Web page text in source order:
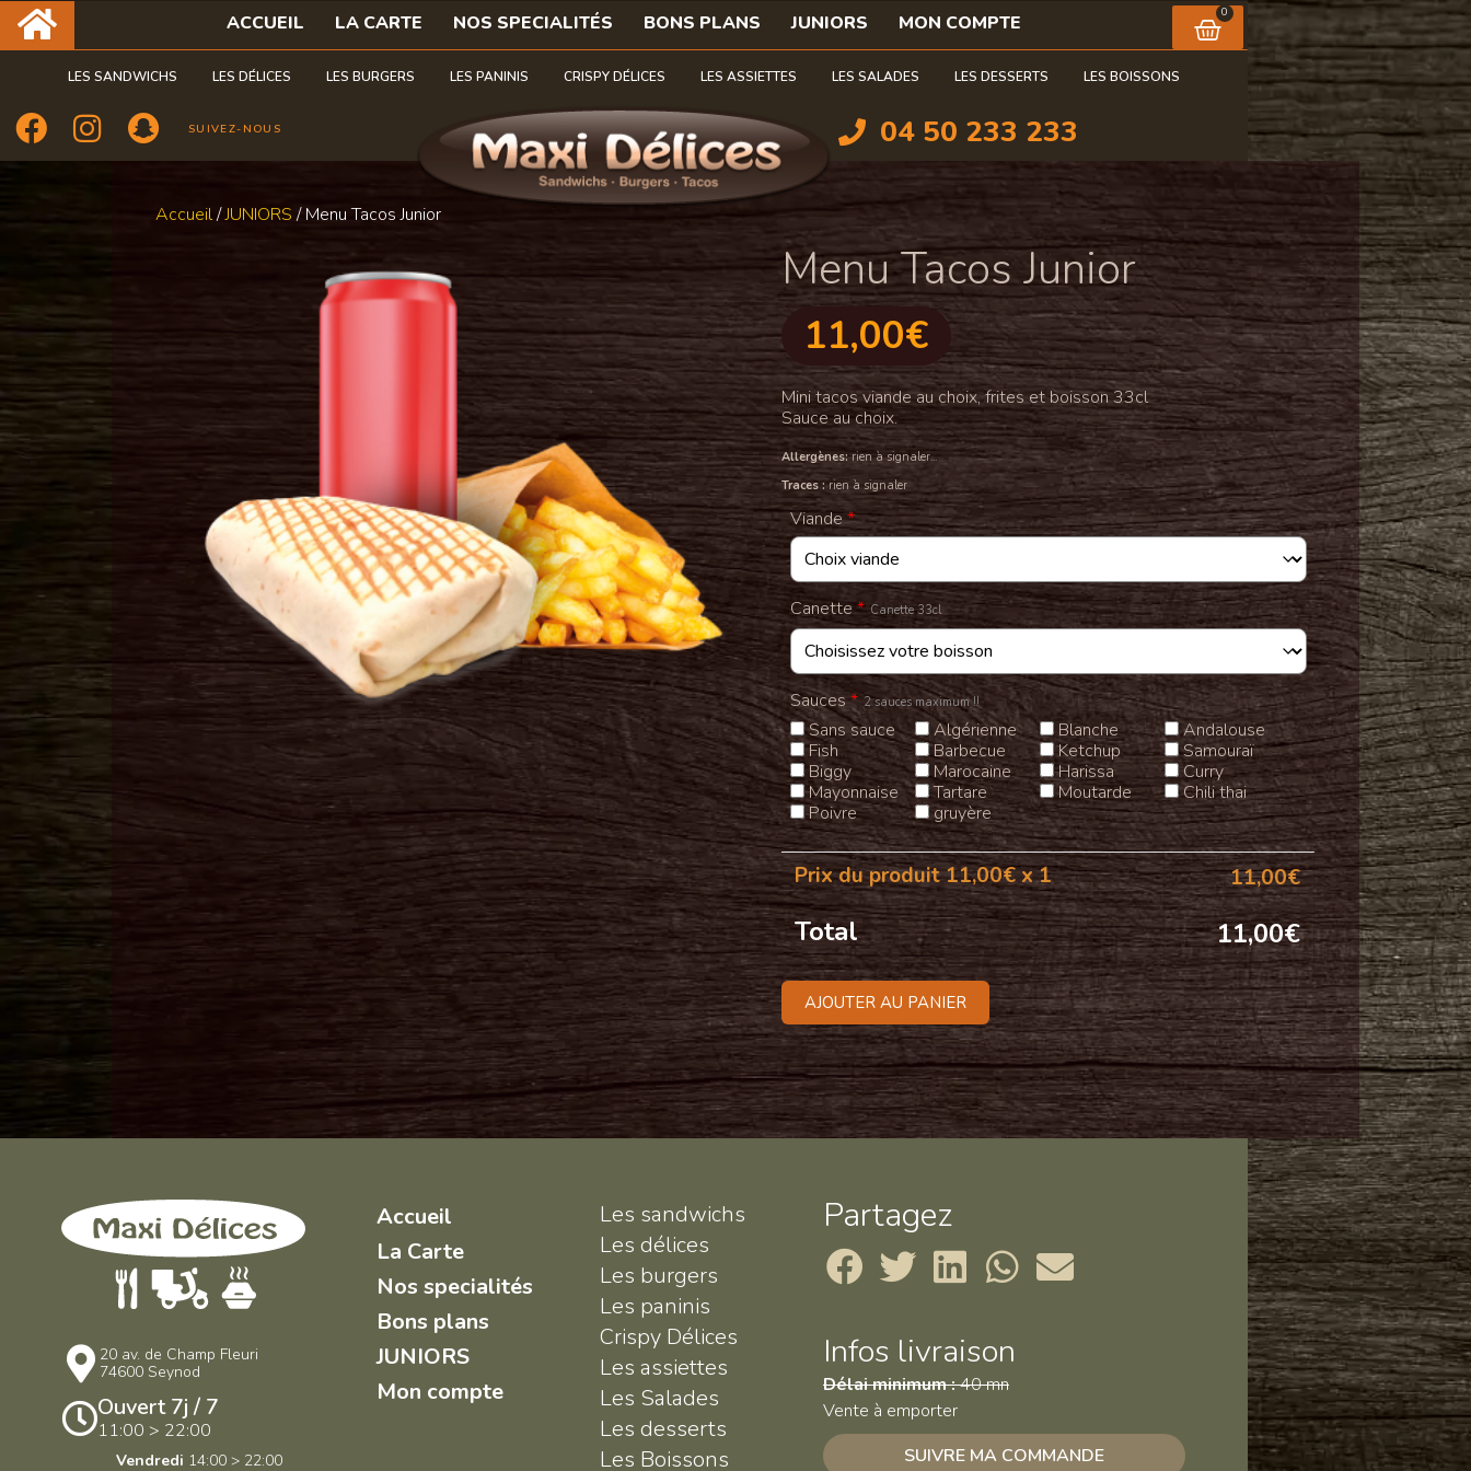
ACCUEIL LA CARTE NOS SPECIALITÉS BONS PLANS JUNIORS MON COMPTE 0
LES SANDWICHS LES DÉLICES LES BURGERS LES PANINIS CRISPY DÉLICES LES ASSIETTES LES SALADES LES DESSERTS LES BOISSONS
SUIVEZ-NOUS 04 50 233 233
Accueil/JUNIORS/ Menu Tacos Junior
Menu Tacos Junior
11,00€
Mini tacos viande au choix, frites et boisson 33cl
Sauce au choix.
Allergènes:rien à signaler...
Traces :rien à signaler
Viande*
Canette* Canette 33cl
Sauces* 2 sauces maximum !!
Sans sauce Algérienne Blanche
Andalouse
Fish
Barbecue Ketchup
Samouraï
Biggy
Marocaine Harissa
Curry
Mayonnaise
Tartare Moutarde
Chili thai
Poivre
gruyère
Prix du produit11,00€ x 1 11,00€
Total 11,00€
AJOUTER AU PANIER
20 av. de Champ Fleuri
74600 Seynod
Ouvert 7j / 7
11:00 > 22:00
Vendredi 14:00 > 22:00
Accueil
La Carte
Nos specialités
Bons plans
JUNIORS
Mon compte
Les sandwichs
Les délices
Les burgers
Les paninis
Crispy Délices
Les assiettes
Les Salades
Les desserts
Les Boissons
Partagez
Infos livraison
Délai minimum :40 mn
Vente à emporter
SUIVRE MA COMMANDE